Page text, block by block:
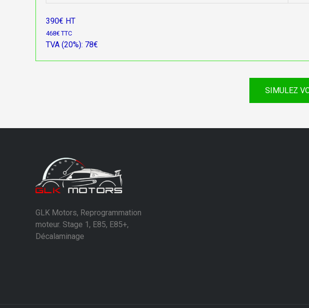
390€ HT
468€ TTC
TVA (20%): 78€
SIMULEZ
GLK Motors, Reprogrammation
moteur. Stage 1, E85, E85+,
Décalaminage